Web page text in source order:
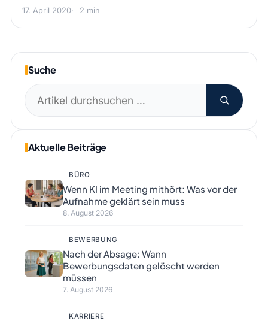
17. April 2020 2 min
Suche
Suchen
nach:
Aktuelle Beiträge
BÜRO
Wenn KI im Meeting mithört: Was vor der
Aufnahme geklärt sein muss
8. August 2026
BEWERBUNG
Nach der Absage: Wann
Bewerbungsdaten gelöscht werden
müssen
7. August 2026
KARRIERE